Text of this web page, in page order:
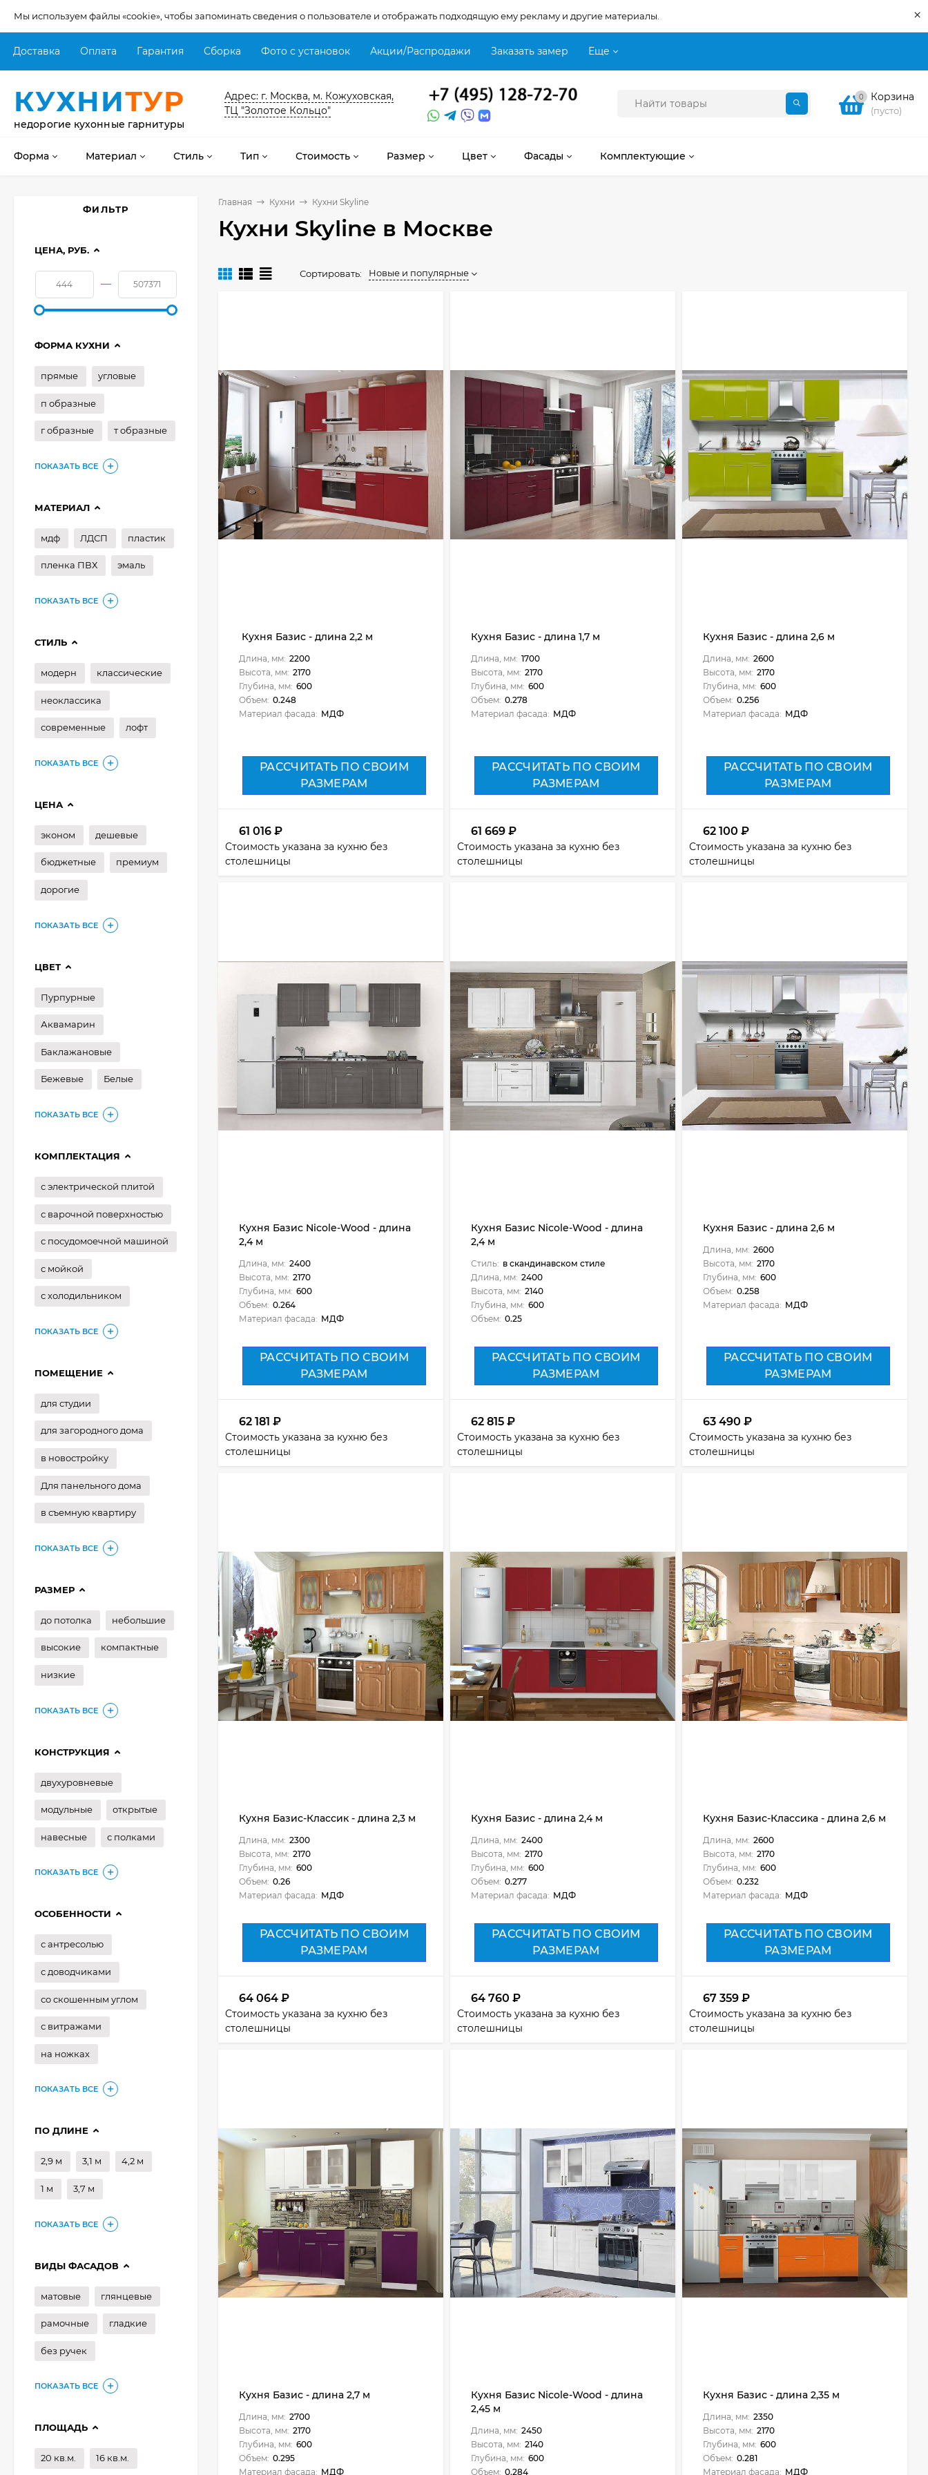
Мы используем файлы «cookie», чтобы запоминать сведения о пользователе и отображать подходящую ему рекламу и другие материалы. ×
Доставка Оплата Гарантия Сборка Фото с установок Акции/Распродажи Заказать замер Еще
КУХНИТУР
недорогие кухонные гарнитуры
Адрес: г. Москва, м. Кожуховская,
ТЦ "Золотое Кольцо"
0 Корзина
(пусто)
Форма Материал Стиль Тип Стоимость Размер Цвет Фасады Комплектующие
Главная Кухни Кухни Skyline
Кухни Skyline в Москве
Сортировать: Новые и популярные
Кухня Базис - длина 2,2 м
Длина, мм: 2200
Высота, мм: 2170
Глубина, мм: 600
Объем: 0.248
Материал фасада: МДФ
РАССЧИТАТЬ ПО СВОИМ
РАЗМЕРАМ
61 016 ₽
Стоимость указана за кухню без
столешницы
Кухня Базис - длина 1,7 м
Длина, мм: 1700
Высота, мм: 2170
Глубина, мм: 600
Объем: 0.278
Материал фасада: МДФ
РАССЧИТАТЬ ПО СВОИМ
РАЗМЕРАМ
61 669 ₽
Стоимость указана за кухню без
столешницы
Кухня Базис - длина 2,6 м
Длина, мм: 2600
Высота, мм: 2170
Глубина, мм: 600
Объем: 0.256
Материал фасада: МДФ
РАССЧИТАТЬ ПО СВОИМ
РАЗМЕРАМ
62 100 ₽
Стоимость указана за кухню без
столешницы
Кухня Базис Nicole-Wood - длина
2,4 м
Длина, мм: 2400
Высота, мм: 2170
Глубина, мм: 600
Объем: 0.264
Материал фасада: МДФ
РАССЧИТАТЬ ПО СВОИМ
РАЗМЕРАМ
62 181 ₽
Стоимость указана за кухню без
столешницы
Кухня Базис Nicole-Wood - длина
2,4 м
Стиль: в скандинавском стиле
Длина, мм: 2400
Высота, мм: 2140
Глубина, мм: 600
Объем: 0.25
РАССЧИТАТЬ ПО СВОИМ
РАЗМЕРАМ
62 815 ₽
Стоимость указана за кухню без
столешницы
Кухня Базис - длина 2,6 м
Длина, мм: 2600
Высота, мм: 2170
Глубина, мм: 600
Объем: 0.258
Материал фасада: МДФ
РАССЧИТАТЬ ПО СВОИМ
РАЗМЕРАМ
63 490 ₽
Стоимость указана за кухню без
столешницы
Кухня Базис-Классик - длина 2,3 м
Длина, мм: 2300
Высота, мм: 2170
Глубина, мм: 600
Объем: 0.26
Материал фасада: МДФ
РАССЧИТАТЬ ПО СВОИМ
РАЗМЕРАМ
64 064 ₽
Стоимость указана за кухню без
столешницы
Кухня Базис - длина 2,4 м
Длина, мм: 2400
Высота, мм: 2170
Глубина, мм: 600
Объем: 0.277
Материал фасада: МДФ
РАССЧИТАТЬ ПО СВОИМ
РАЗМЕРАМ
64 760 ₽
Стоимость указана за кухню без
столешницы
Кухня Базис-Классика - длина 2,6 м
Длина, мм: 2600
Высота, мм: 2170
Глубина, мм: 600
Объем: 0.232
Материал фасада: МДФ
РАССЧИТАТЬ ПО СВОИМ
РАЗМЕРАМ
67 359 ₽
Стоимость указана за кухню без
столешницы
Кухня Базис - длина 2,7 м
Длина, мм: 2700
Высота, мм: 2170
Глубина, мм: 600
Объем: 0.295
Материал фасада: МДФ
Кухня Базис Nicole-Wood - длина
2,45 м
Длина, мм: 2450
Высота, мм: 2140
Глубина, мм: 600
Объем: 0.284
Кухня Базис - длина 2,35 м
Длина, мм: 2350
Высота, мм: 2170
Глубина, мм: 600
Объем: 0.281
Материал фасада: МДФ
ФИЛЬТР
ЦЕНА, РУБ.
—
ФОРМА КУХНИ
прямые угловые
п образные
г образные т образные
ПОКАЗАТЬ ВСЕ
МАТЕРИАЛ
мдф ЛДСП пластик
пленка ПВХ эмаль
ПОКАЗАТЬ ВСЕ
СТИЛЬ
модерн классические
неоклассика
современные лофт
ПОКАЗАТЬ ВСЕ
ЦЕНА
эконом дешевые
бюджетные премиум
дорогие
ПОКАЗАТЬ ВСЕ
ЦВЕТ
Пурпурные
Аквамарин
Баклажановые
Бежевые Белые
ПОКАЗАТЬ ВСЕ
КОМПЛЕКТАЦИЯ
с электрической плитой
с варочной поверхностью
с посудомоечной машиной
с мойкой
с холодильником
ПОКАЗАТЬ ВСЕ
ПОМЕЩЕНИЕ
для студии
для загородного дома
в новостройку
Для панельного дома
в съемную квартиру
ПОКАЗАТЬ ВСЕ
РАЗМЕР
до потолка небольшие
высокие компактные
низкие
ПОКАЗАТЬ ВСЕ
КОНСТРУКЦИЯ
двухуровневые
модульные открытые
навесные с полками
ПОКАЗАТЬ ВСЕ
ОСОБЕННОСТИ
с антресолью
с доводчиками
со скошенным углом
с витражами
на ножках
ПОКАЗАТЬ ВСЕ
ПО ДЛИНЕ
2,9 м 3,1 м 4,2 м
1 м 3,7 м
ПОКАЗАТЬ ВСЕ
ВИДЫ ФАСАДОВ
матовые глянцевые
рамочные гладкие
без ручек
ПОКАЗАТЬ ВСЕ
ПЛОЩАДЬ
20 кв.м. 16 кв.м.